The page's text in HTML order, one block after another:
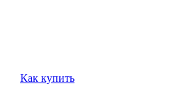
Как купить